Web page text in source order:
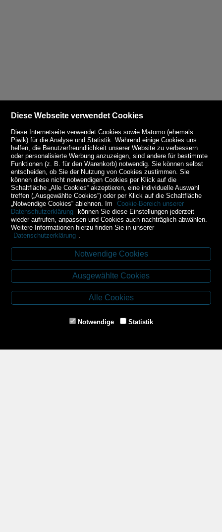
Kontakt
Budweiser Str. 3
3943 Schrems
Tel.: 02853/77239
E-Mail: schrems@spazierer.at
Diese Webseite verwendet Cookies
Diese Internetseite verwendet Cookies sowie Matomo (ehemals
Piwik) für die Analyse und Statistik. Während einige Cookies uns
helfen, die Benutzerfreundlichkeit unserer Website zu verbessern
oder personalisierte Werbung anzuzeigen, sind andere für bestimmte
Funktionen (z. B. für den Warenkorb) notwendig. Sie können selbst
entscheiden, ob Sie der Nutzung von Cookies zustimmen. Sie
können diese nicht notwendigen Cookies per Klick auf die
Schaltfläche „Alle Cookies“ akzeptieren, eine individuelle Auswahl
treffen („Ausgewählte Cookies“) oder per Klick auf die Schaltfläche
„Notwendige Cookies“ ablehnen. Im
Cookie-Bereich unserer
Datenschutzerklärung können Sie diese Einstellungen jederzeit
wieder aufrufen, anpassen und Cookies auch nachträglich abwählen.
Weitere Informationen hierzu finden Sie in unserer
Datenschutzerklärung
Notwendige Cookies
Ausgewählte Cookies
Alle Cookies
Notwendige Statistik